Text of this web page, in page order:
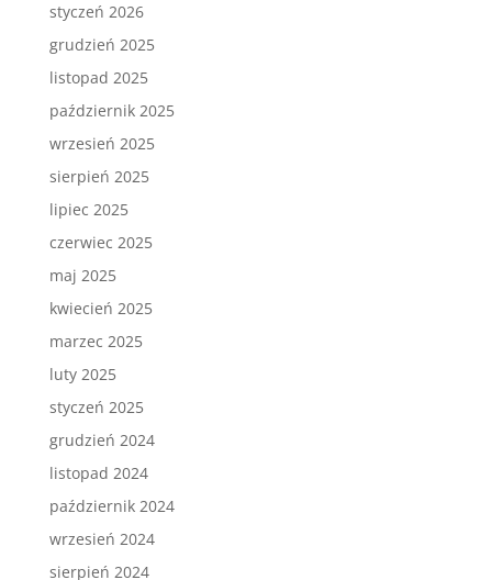
styczeń 2026
grudzień 2025
listopad 2025
październik 2025
wrzesień 2025
sierpień 2025
lipiec 2025
czerwiec 2025
maj 2025
kwiecień 2025
marzec 2025
luty 2025
styczeń 2025
grudzień 2024
listopad 2024
październik 2024
wrzesień 2024
sierpień 2024